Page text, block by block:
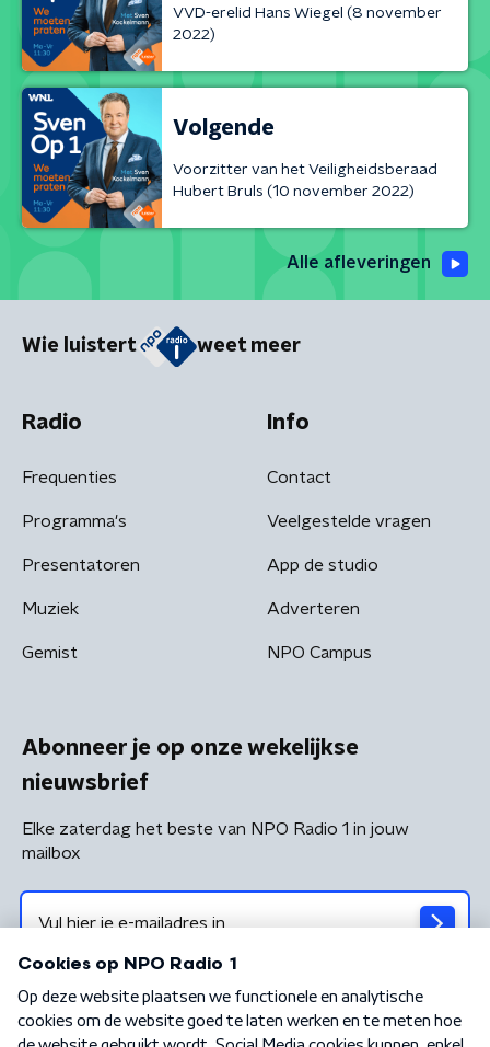
VVD-erelid Hans Wiegel (8 november
2022)
Volgende
Voorzitter van het Veiligheidsberaad
Hubert Bruls (10 november 2022)
Alle afleveringen
Wie luistert weet meer
Radio
Frequenties
Programma's
Presentatoren
Muziek
Gemist
Info
Contact
Veelgestelde vragen
App de studio
Adverteren
NPO Campus
Abonneer je op onze wekelijkse
nieuwsbrief
Elke zaterdag het beste van NPO Radio 1 in jouw
mailbox